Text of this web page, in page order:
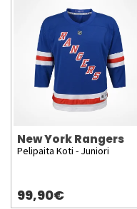
New York Rangers
Pelipaita Koti - Juniori
99,90€